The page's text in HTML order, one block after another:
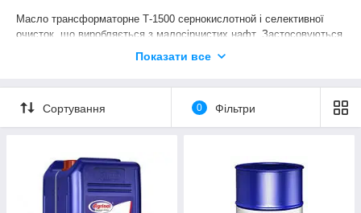
Масло трансформаторне Т-1500 сернокислотной і селективної
очисток, що виробляється з малосірчистих нафт. Застосовуються
(напругою до 500 кВ) в якості основного електроізоляційного
Показати все
Сортування 0 Фільтри